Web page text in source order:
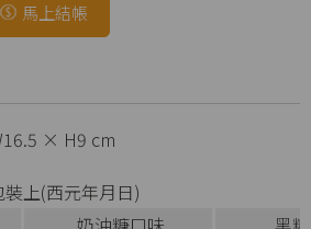
馬上結帳
× H9 cm
上(西元年月日)